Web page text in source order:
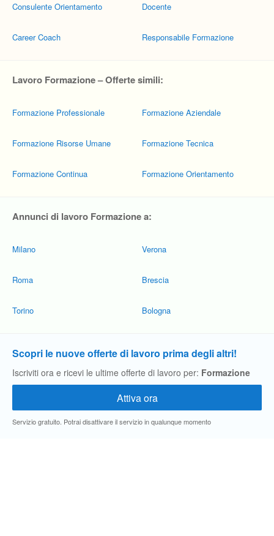
Consulente Orientamento
Career Coach
Docente
Responsabile Formazione
Lavoro Formazione – Offerte simili:
Formazione Professionale
Formazione Risorse Umane
Formazione Continua
Formazione Aziendale
Formazione Tecnica
Formazione Orientamento
Annunci di lavoro Formazione a:
Milano
Roma
Torino
Verona
Brescia
Bologna
Scopri le nuove offerte di lavoro prima degli altri!
Iscriviti ora e ricevi le ultime offerte di lavoro per: Formazione
Servizio gratuito. Potrai disattivare il servizio in qualunque momento